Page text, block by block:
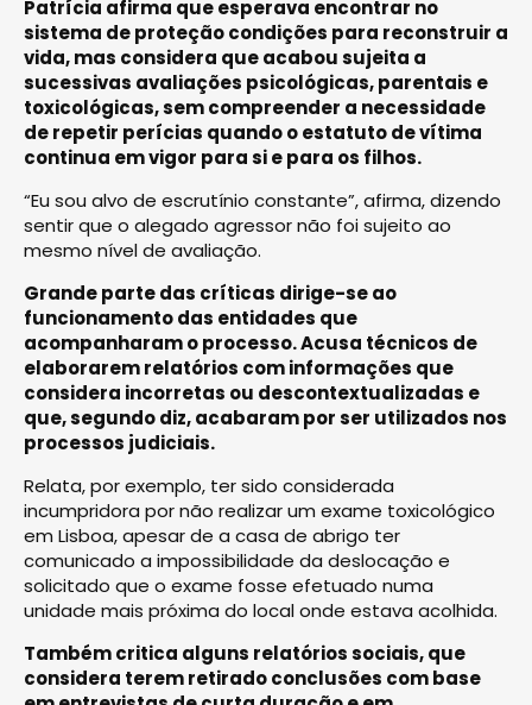
Patrícia afirma que esperava encontrar no
sistema de proteção condições para reconstruir a
vida, mas considera que acabou sujeita a
sucessivas avaliações psicológicas, parentais e
toxicológicas, sem compreender a necessidade
de repetir perícias quando o estatuto de vítima
continua em vigor para si e para os filhos.
“Eu sou alvo de escrutínio constante”, afirma, dizendo
sentir que o alegado agressor não foi sujeito ao
mesmo nível de avaliação.
Grande parte das críticas dirige-se ao
funcionamento das entidades que
acompanharam o processo. Acusa técnicos de
elaborarem relatórios com informações que
considera incorretas ou descontextualizadas e
que, segundo diz, acabaram por ser utilizados nos
processos judiciais.
Relata, por exemplo, ter sido considerada
incumpridora por não realizar um exame toxicológico
em Lisboa, apesar de a casa de abrigo ter
comunicado a impossibilidade da deslocação e
solicitado que o exame fosse efetuado numa
unidade mais próxima do local onde estava acolhida.
Também critica alguns relatórios sociais, que
considera terem retirado conclusões com base